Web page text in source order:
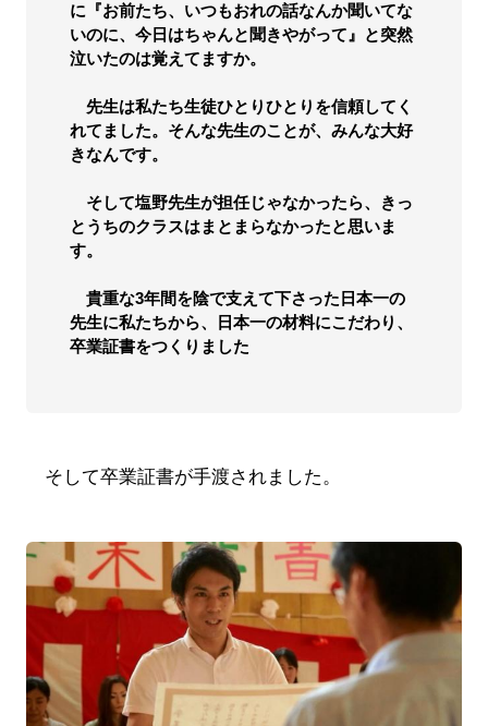
に『お前たち、いつもおれの話なんか聞いてな
いのに、今日はちゃんと聞きやがって』と突然
泣いたのは覚えてますか。
先生は私たち生徒ひとりひとりを信頼してく
れてました。そんな先生のことが、みんな大好
きなんです。
そして塩野先生が担任じゃなかったら、きっ
とうちのクラスはまとまらなかったと思いま
す。
貴重な3年間を陰で支えて下さった日本一の
先生に私たちから、日本一の材料にこだわり、
卒業証書をつくりました
そして卒業証書が手渡されました。